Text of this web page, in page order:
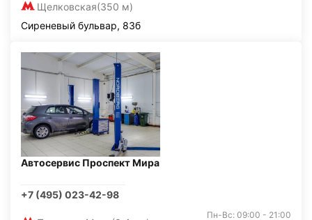
Щелковская(350 м)
Сиреневый бульвар, 83б
Автосервис Проспект Мира
+7 (495) 023-42-98
Пн-Вс: 09:00 - 21:00